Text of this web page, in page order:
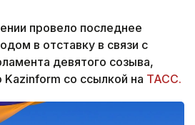
провело последнее
в отставку в связи с
девятого созыва,
Kazinform со ссылкой на ТАСС.